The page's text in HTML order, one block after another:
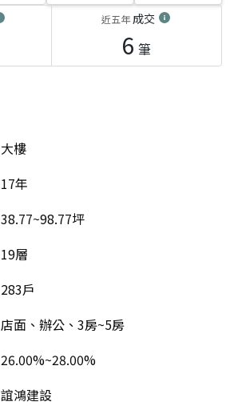
近五年成交
6 筆
大樓
17年
38.77~98.77坪
19層
283戶
店面、辦公、3房~5房
26.00%~28.00%
誼鴻建設